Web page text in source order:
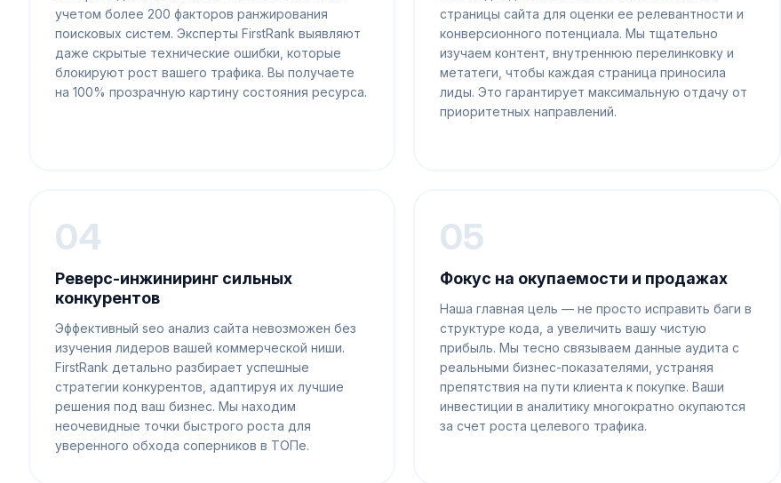
учетом более 200 факторов ранжирования
поисковых систем. Эксперты FirstRank выявляют
даже скрытые технические ошибки, которые
блокируют рост вашего трафика. Вы получаете
на 100% прозрачную картину состояния ресурса.
страницы сайта для оценки ее релевантности и
конверсионного потенциала. Мы тщательно
изучаем контент, внутреннюю перелинковку и
метатеги, чтобы каждая страница приносила
лиды. Это гарантирует максимальную отдачу от
приоритетных направлений.
04
Реверс-инжиниринг сильных
конкурентов
Эффективный seo анализ сайта невозможен без
изучения лидеров вашей коммерческой ниши.
FirstRank детально разбирает успешные
стратегии конкурентов, адаптируя их лучшие
решения под ваш бизнес. Мы находим
неочевидные точки быстрого роста для
уверенного обхода соперников в ТОПе.
05
Фокус на окупаемости и продажах
Наша главная цель — не просто исправить баги в
структуре кода, а увеличить вашу чистую
прибыль. Мы тесно связываем данные аудита с
реальными бизнес-показателями, устраняя
препятствия на пути клиента к покупке. Ваши
инвестиции в аналитику многократно окупаются
за счет роста целевого трафика.